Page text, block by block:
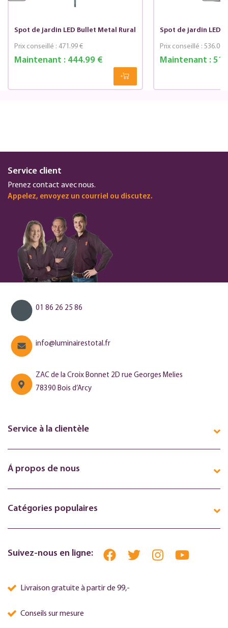
Spot de jardin LED Bullet Metal Rural
Maintenant :444.99 €
Prix conseillé : 471.99 €
Spot de jardin LED
Maintenant :
Prix conseillé : 536.00 €
Service client
Prenez contact avec nous.
Appelez, envoyez un courriel ou discutez.
01 86 26 25 86
info@luminairestotal.fr
ZAC de la Croix Bonnet 2D rue Georges Melies
78390 Bois d’Arcy
Service à la clientèle
Á propos de nous
Catégories populaires
Suivez-nous en ligne:
Livraison gratuite à partir de 99,-
Conseils sur mesure